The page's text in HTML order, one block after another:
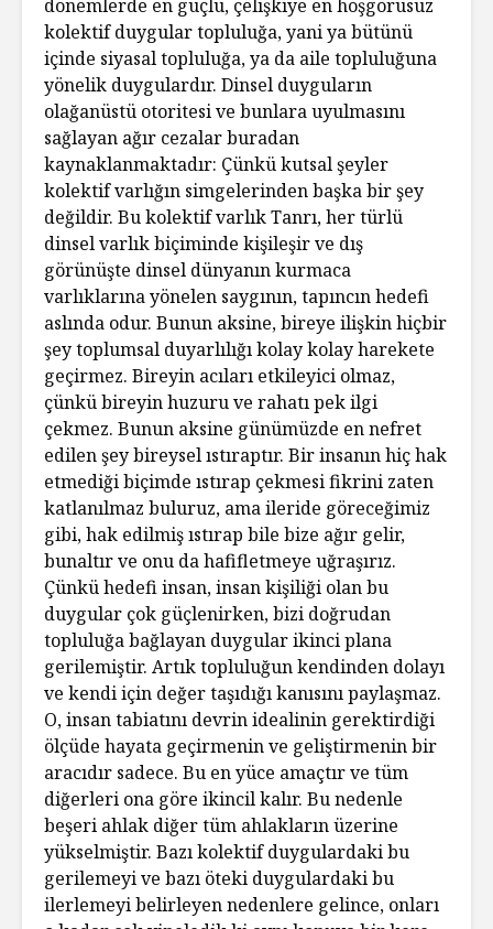
dönemlerde en güçlü, çelişkiye en hoşgörüsüz
kolektif duygular topluluğa, yani ya bütünü
içinde siyasal topluluğa, ya da aile topluluğuna
yönelik duygulardır. Dinsel duyguların
olağanüstü otoritesi ve bunlara uyulmasını
sağlayan ağır cezalar buradan
kaynaklanmaktadır: Çünkü kutsal şeyler
kolektif varlığın simgelerinden başka bir şey
değildir. Bu kolektif varlık Tanrı, her türlü
dinsel varlık biçiminde kişileşir ve dış
görünüşte dinsel dünyanın kurmaca
varlıklarına yönelen saygının, tapıncın hedefi
aslında odur. Bunun aksine, bireye ilişkin hiçbir
şey toplumsal duyarlılığı kolay kolay harekete
geçirmez. Bireyin acıları etkileyici olmaz,
çünkü bireyin huzuru ve rahatı pek ilgi
çekmez. Bunun aksine günümüzde en nefret
edilen şey bireysel ıstıraptır. Bir insanın hiç hak
etmediği biçimde ıstırap çekmesi fikrini zaten
katlanılmaz buluruz, ama ileride göreceğimiz
gibi, hak edilmiş ıstırap bile bize ağır gelir,
bunaltır ve onu da hafifletmeye uğraşırız.
Çünkü hedefi insan, insan kişiliği olan bu
duygular çok güçlenirken, bizi doğrudan
topluluğa bağlayan duygular ikinci plana
gerilemiştir. Artık topluluğun kendinden dolayı
ve kendi için değer taşıdığı kanısını paylaşmaz.
O, insan tabiatını devrin idealinin gerektirdiği
ölçüde hayata geçirmenin ve geliştirmenin bir
aracıdır sadece. Bu en yüce amaçtır ve tüm
diğerleri ona göre ikincil kalır. Bu nedenle
beşeri ahlak diğer tüm ahlakların üzerine
yükselmiştir. Bazı kolektif duygulardaki bu
gerilemeyi ve bazı öteki duygulardaki bu
ilerlemeyi belirleyen nedenlere gelince, onları